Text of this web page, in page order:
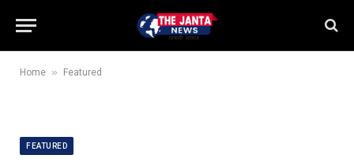
Home » Featured
FEATURED